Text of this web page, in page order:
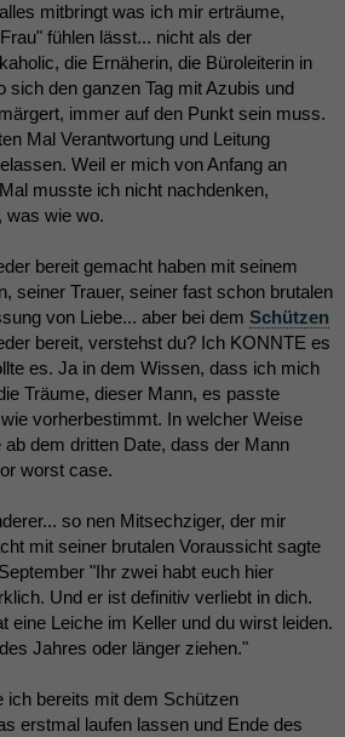
mitbringt was ich mir erträume,
fühlen lässt... nicht als der
die Ernäherin, die Büroleiterin in
sich den ganzen Tag mit Azubis und
immer auf den Punkt sein muss.
Mal Verantwortung und Leitung
Weil er mich von Anfang an
musste ich nicht nachdenken,
was wie wo.
bereit gemacht haben mit seinem
seiner Trauer, seiner fast schon brutalen
von Liebe... aber bei dem Schützen
bereit, verstehst du? Ich KONNTE es
es. Ja in dem Wissen, dass ich mich
Träume, dieser Mann, es passte
vorherbestimmt. In welcher Weise
dem dritten Date, dass der Mann
worst case.
so nen Mitsechziger, der mir
mit seiner brutalen Voraussicht sagte
"Ihr zwei habt euch hier
Und er ist definitiv verliebt in dich.
eine Leiche im Keller und du wirst leiden.
Jahres oder länger ziehen."
ich bereits mit dem Schützen
erstmal laufen lassen und Ende des